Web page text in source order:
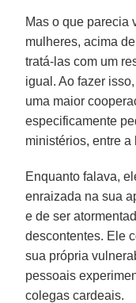
Mas o que parecia
mulheres, acima
tratá-las com um
igual. Ao fazer
uma maior
especificamente
ministérios, entre
Enquanto falava,
enraizada na sua
e de ser
descontentes. Ele
sua própria
pessoais
colegas cardeais.